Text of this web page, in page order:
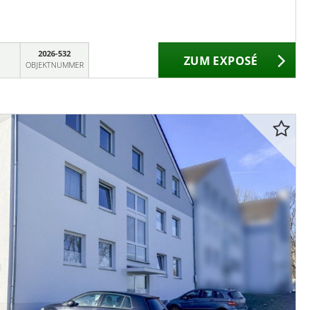
2026-532
OBJEKTNUMMER
ZUM EXPOSÉ